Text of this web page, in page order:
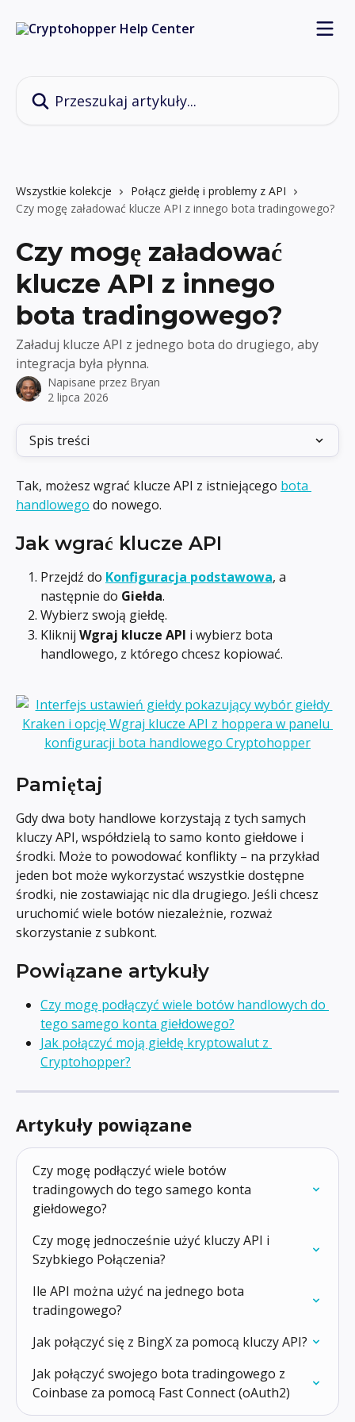
Wszystkie kolekcje
Połącz giełdę i problemy z API
Czy mogę załadować klucze API z innego bota tradingowego?
Czy mogę załadować
klucze API z innego
bota tradingowego?
Załaduj klucze API z jednego bota do drugiego, aby
integracja była płynna.
Napisane przez Bryan
2 lipca 2026
Spis treści
Tak, możesz wgrać klucze API z istniejącego bota
handlowego do nowego.
Jak wgrać klucze API
Przejdź do Konfiguracja podstawowa, a
następnie do Giełda.
Wybierz swoją giełdę.
Kliknij Wgraj klucze API i wybierz bota
handlowego, z którego chcesz kopiować.
Pamiętaj
Gdy dwa boty handlowe korzystają z tych samych
kluczy API, współdzielą to samo konto giełdowe i
środki. Może to powodować konflikty – na przykład
jeden bot może wykorzystać wszystkie dostępne
środki, nie zostawiając nic dla drugiego. Jeśli chcesz
uruchomić wiele botów niezależnie, rozważ
skorzystanie z subkont.
Powiązane artykuły
Czy mogę podłączyć wiele botów handlowych do
tego samego konta giełdowego?
Jak połączyć moją giełdę kryptowalut z
Cryptohopper?
Artykuły powiązane
Czy mogę podłączyć wiele botów
tradingowych do tego samego konta
giełdowego?
Czy mogę jednocześnie użyć kluczy API i
Szybkiego Połączenia?
Ile API można użyć na jednego bota
tradingowego?
Jak połączyć się z BingX za pomocą kluczy API?
Jak połączyć swojego bota tradingowego z
Coinbase za pomocą Fast Connect (oAuth2)